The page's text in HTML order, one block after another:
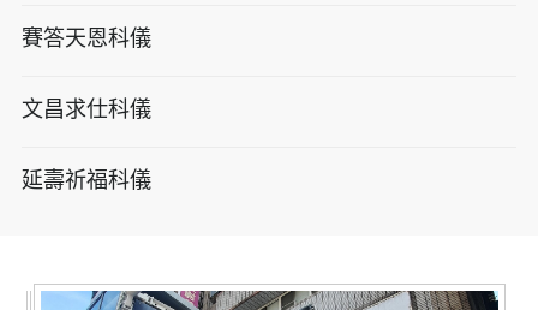
賽答天恩科儀
文昌求仕科儀
延壽祈福科儀